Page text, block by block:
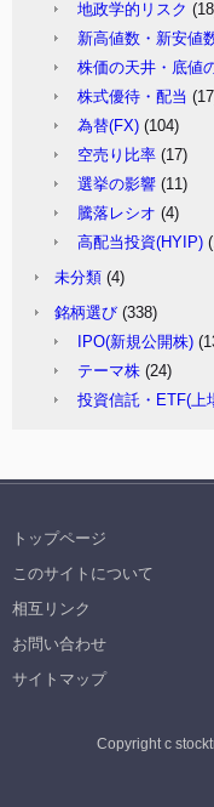
地政学的リスク
新高値数・新安値
株価の天井・底値
株式優待・配当
為替(FX) (104)
空売り比率 (17)
選挙の影響 (11)
騰落レシオ (4)
高配当投資(HYIP)
未分類 (4)
銘柄選び (338)
IPO(新規公開株)
テーマ株 (24)
投資信託・ETF(上
トップページ
このサイトについて
相互リンク
お問い合わせ
サイトマップ
Copyright c